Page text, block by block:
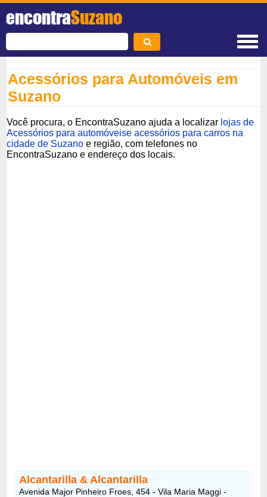
encontraSuzano
Acessórios para Automóveis em
Suzano
Você procura, o EncontraSuzano ajuda a localizar lojas de
Acessórios para automóveise acessórios para carros na
cidade de Suzano e região, com telefones no
EncontraSuzano e endereço dos locais.
Alcantarilla & Alcantarilla
Avenida Major Pinheiro Froes, 454 - Vila Maria Maggi -